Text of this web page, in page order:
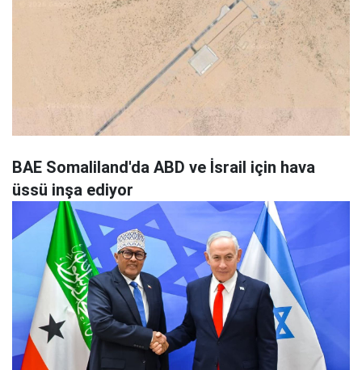
BAE Somaliland'da ABD ve İsrail için hava
üssü inşa ediyor